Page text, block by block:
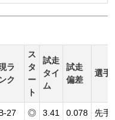
ラ
ンク
ス
タ
ー
ト
試走
タイ
ム
試走
偏差
選手
27 ◎ 3.41 0.078 先手